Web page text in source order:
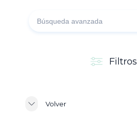
Filtros
Volver